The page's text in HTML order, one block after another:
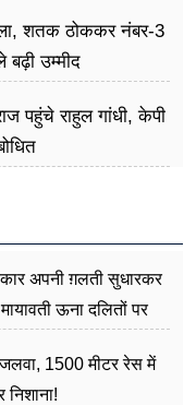
शतक ठोककर नंबर-3
बढ़ी उम्मीद
पहुंचे राहुल गांधी, केपी
अपनी ग़लती सुधारकर
ऊना दलितों पर
1500 मीटर रेस में